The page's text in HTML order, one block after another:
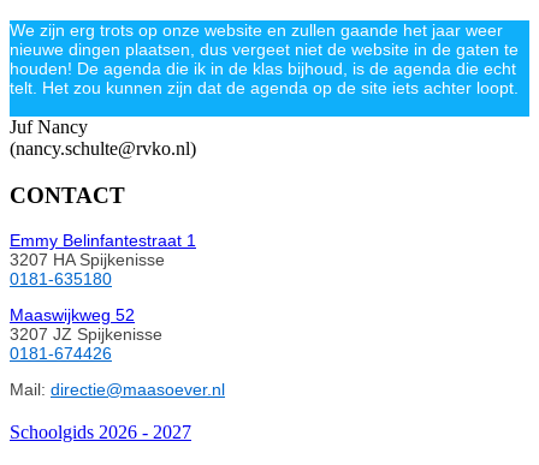
We zijn erg trots op onze website en zullen gaande het jaar weer
nieuwe dingen plaatsen, dus vergeet niet de website in de gaten te
houden! De agenda die ik in de klas bijhoud, is de agenda die echt
telt. Het zou kunnen zijn dat de agenda op de site iets achter loopt.
Juf Nancy
(nancy.schulte@rvko.nl)
CONTACT
Emmy Belinfantestraat 1
3207 HA Spijkenisse
0181-635180
Maaswijkweg 52
3207 JZ Spijkenisse
0181-674426
Mail: directie@maasoever.nl
Schoolgids 2026 - 2027